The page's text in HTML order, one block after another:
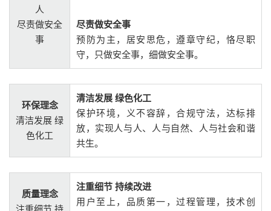
人
尽责做安全
事
尽责做安全事
预防为主，居安思危，遵章守纪，恪尽职
守，只做安全事，细做安全事。
环保理念
清洁发展 绿
色化工
清洁发展 绿色化工
保护环境，义不容辞，合规守法，达标排
放，实现人与人、人与自然、人与社会和谐
共生。
质量理念
注重细节 持
注重细节 持续改进
用户至上，品质第一，过程管理，技术创